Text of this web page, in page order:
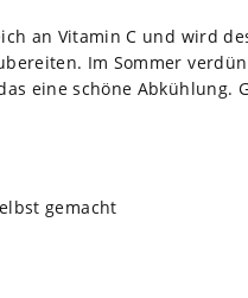
an Vit­amin C und wird
Im Som­mer
eine schöne Abküh­lung.